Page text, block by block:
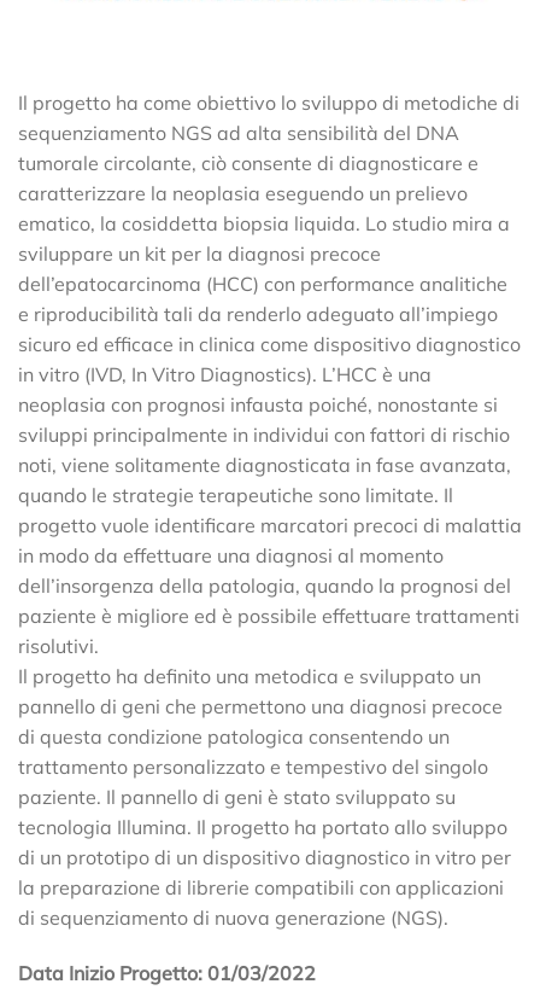
Il progetto ha come obiettivo lo sviluppo di metodiche di
sequenziamento NGS ad alta sensibilità del DNA
tumorale circolante, ciò consente di diagnosticare e
caratterizzare la neoplasia eseguendo un prelievo
ematico, la cosiddetta biopsia liquida. Lo studio mira a
sviluppare un kit per la diagnosi precoce
dell’epatocarcinoma (HCC) con performance analitiche
e riproducibilità tali da renderlo adeguato all’impiego
sicuro ed efficace in clinica come dispositivo diagnostico
in vitro (IVD, In Vitro Diagnostics). L’HCC è una
neoplasia con prognosi infausta poiché, nonostante si
sviluppi principalmente in individui con fattori di rischio
noti, viene solitamente diagnosticata in fase avanzata,
quando le strategie terapeutiche sono limitate. Il
progetto vuole identificare marcatori precoci di malattia
in modo da effettuare una diagnosi al momento
dell’insorgenza della patologia, quando la prognosi del
paziente è migliore ed è possibile effettuare trattamenti
risolutivi.
Il progetto ha definito una metodica e sviluppato un
pannello di geni che permettono una diagnosi precoce
di questa condizione patologica consentendo un
trattamento personalizzato e tempestivo del singolo
paziente. Il pannello di geni è stato sviluppato su
tecnologia Illumina. Il progetto ha portato allo sviluppo
di un prototipo di un dispositivo diagnostico in vitro per
la preparazione di librerie compatibili con applicazioni
di sequenziamento di nuova generazione (NGS).
Data Inizio Progetto: 01/03/2022